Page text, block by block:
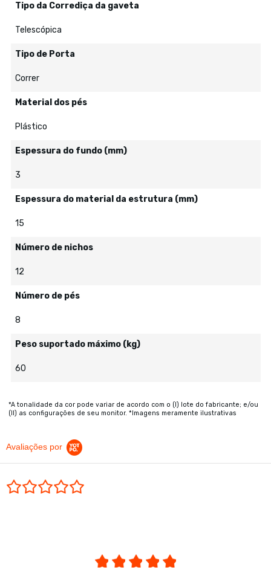
Tipo da Corrediça da gaveta
Telescópica
Tipo de Porta
Correr
Material dos pés
Plástico
Espessura do fundo (mm)
3
Espessura do material da estrutura (mm)
15
Número de nichos
12
Número de pés
8
Peso suportado máximo (kg)
60
*A tonalidade da cor pode variar de acordo com o (I) lote do fabricante; e/ou
(II) as configurações de seu monitor. *Imagens meramente ilustrativas
Avaliações por